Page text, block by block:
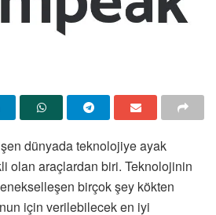
dünyada teknolojiye ayak
olan araçlardan biri. Teknolojinin
birçok şey kökten
için verilebilecek en iyi